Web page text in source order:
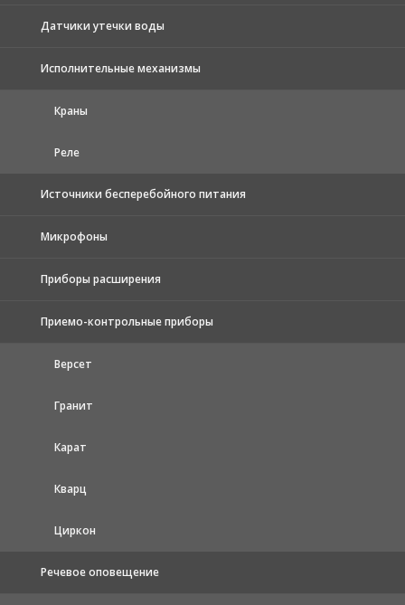
Датчики утечки воды
Исполнительные механизмы
Краны
Реле
Источники бесперебойного питания
Микрофоны
Приборы расширения
Приемо-контрольные приборы
Версет
Гранит
Карат
Кварц
Циркон
Речевое оповещение